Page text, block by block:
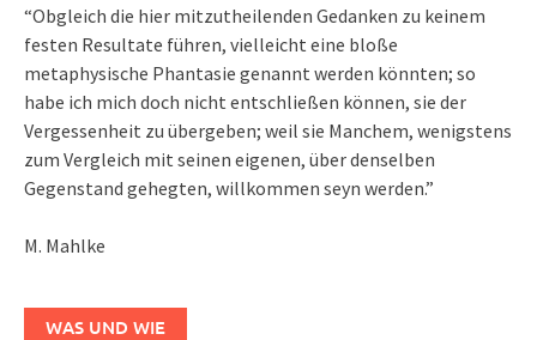
“Obgleich die hier mitzutheilenden Gedanken zu keinem
festen Resultate führen, vielleicht eine bloße
metaphysische Phantasie genannt werden könnten; so
habe ich mich doch nicht entschließen können, sie der
Vergessenheit zu übergeben; weil sie Manchem, wenigstens
zum Vergleich mit seinen eigenen, über denselben
Gegenstand gehegten, willkommen seyn werden.”
M. Mahlke
WAS UND WIE